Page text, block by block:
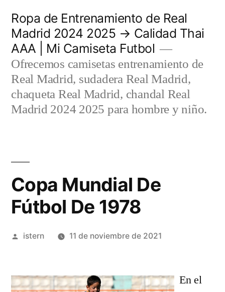
contenido
Ropa de Entrenamiento de Real
Madrid 2024 2025 → Calidad Thai
AAA | Mi Camiseta Futbol
Ofrecemos camisetas entrenamiento de
Real Madrid, sudadera Real Madrid,
chaqueta Real Madrid, chandal Real
Madrid 2024 2025 para hombre y niño.
Copa Mundial De
Fútbol De 1978
Publicado
istern 11 de noviembre de 2021
En el